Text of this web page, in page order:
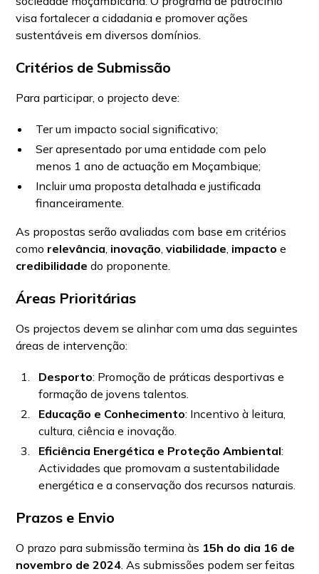
visa fortalecer a cidadania e promover ações
sustentáveis em diversos domínios.
Critérios de Submissão
Para participar, o projecto deve:
Ter um impacto social significativo;
Ser apresentado por uma entidade com pelo
menos 1 ano de actuação em Moçambique;
Incluir uma proposta detalhada e justificada
financeiramente.
As propostas serão avaliadas com base em critérios
como relevância, inovação,viabilidade, impacto e
credibilidade do proponente.
Áreas Prioritárias
Os projectos devem se alinhar com uma das seguintes
áreas de intervenção:
Desporto: Promoção de práticas desportivas e
formação de jovens talentos.
Educação e Conhecimento: Incentivo à leitura,
cultura, ciência e inovação.
Eficiência Energética e Proteção Ambiental:
Actividades que promovam a sustentabilidade
energética e a conservação dos recursos naturais.
Prazos e Envio
O prazo para submissão termina às 15h do dia 16 de
novembro de 2024. As submissões podem ser feitas